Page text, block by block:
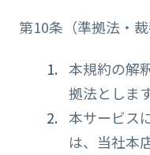
第10条（準拠法・裁
本規約の解
拠法としま
本サービス
は、当社本